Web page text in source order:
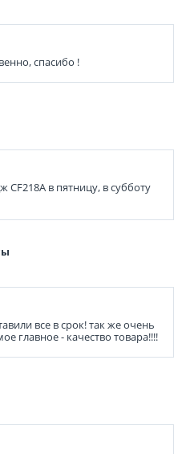
спасибо !
CF218A в пятницу, в субботу
все в срок! так же очень
главное - качество товара!!!!